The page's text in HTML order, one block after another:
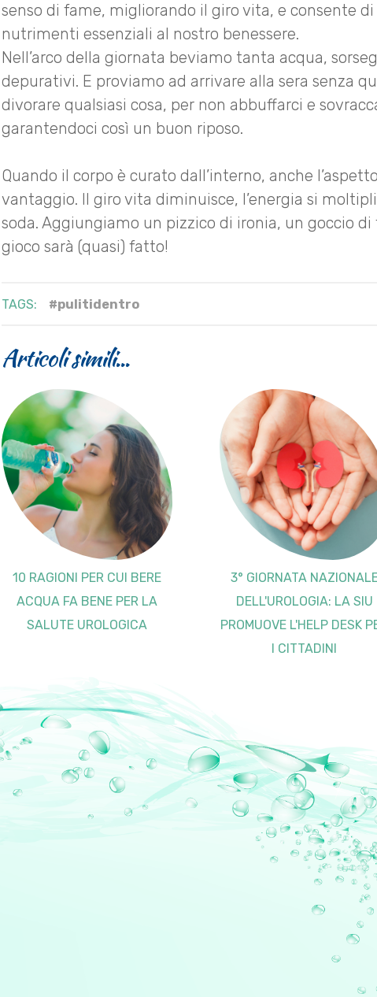
senso di fame, migliorando il giro vita, e consente
nutrimenti essenziali al nostro benessere.
Nell’arco della giornata beviamo tanta acqua,
depurativi. E proviamo ad arrivare alla sera senza
divorare qualsiasi cosa, per non abbuffarci e
garantendoci così un buon riposo.
Quando il corpo è curato dall’interno, anche
vantaggio. Il giro vita diminuisce, l’energia si
soda. Aggiungiamo un pizzico di ironia, un goccio
gioco sarà (quasi) fatto!
TAGS: #pulitidentro
Articoli simili...
10 RAGIONI PER CUI BERE
ACQUA FA BENE PER LA
SALUTE UROLOGICA
3° GIORNATA
DELL'UROLOGIA: LA SIU
PROMUOVE L'HELP DESK
I CITTADINI